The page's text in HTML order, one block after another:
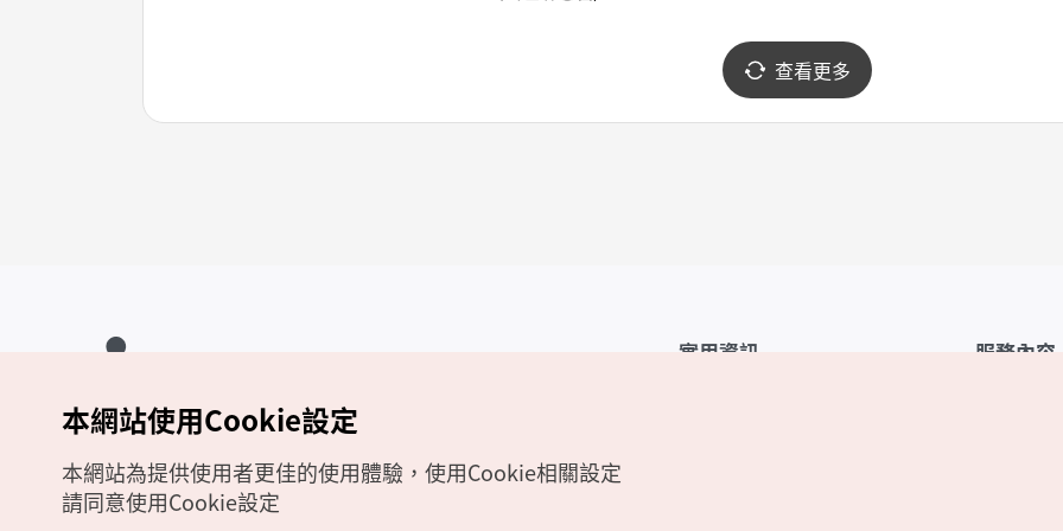
查看更多
實用資訊 服務內容
Copyrights (c) 韓國觀光公社版權所有
如有相關疑問或建議，歡迎來信至官方信箱
本網站使用Cookie設定
本網站為提供使用者更佳的使用體驗，使用Cookie相關設定
請同意使用Cookie設定